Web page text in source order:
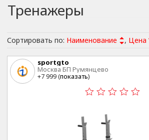
Тренажеры
Сортировать по: Наименование , Цена
sportgto
Москва БП Румянцево
+7 999 (показать)